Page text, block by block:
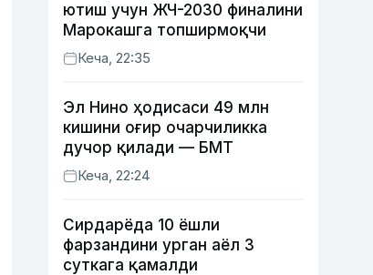
ютиш учун ЖЧ-2030 финалини
Марокашга топширмоқчи
Кеча, 22:35
Эл Нино ҳодисаси 49 млн
кишини оғир очарчиликка
дучор қилади — БМТ
Кеча, 22:24
Сирдарёда 10 ёшли
фарзандини урган аёл 3
суткага қамалди